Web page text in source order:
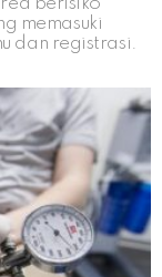
berisiko
memasuki
dan registrasi.